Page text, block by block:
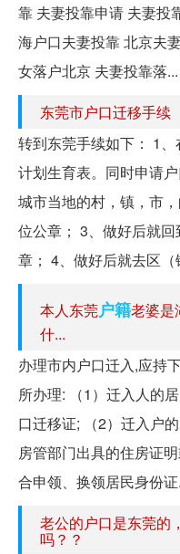
靠 夫妻投靠申请 夫妻投
海户口夫妻投靠 北京夫
女落户北京 夫妻投靠落...
东莞市户口迁移手续
转到东莞手续如下： 1
计划生育表。同时申请
城市当地的村，镇，市
位公章； 3、做好后就
章； 4、做好后就去区（
本人东莞户籍老婆是
什...
办理市内户口迁入,应持
所办理: （1）迁入人的
口迁移证; （2）迁入户
房管部门出具的住房证
合申领、换领居民身份证
老公的户口是东莞的
吗？？